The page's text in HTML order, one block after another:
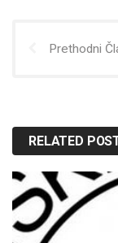
Prethodni
RELATED